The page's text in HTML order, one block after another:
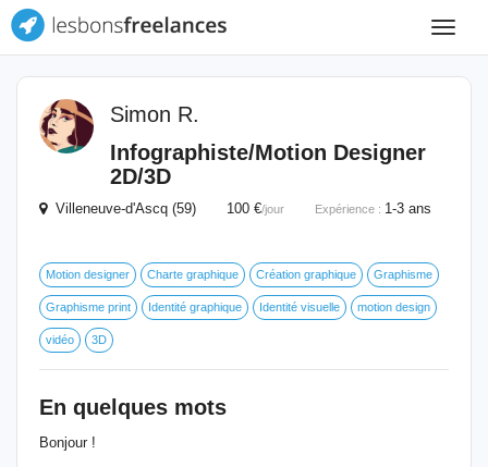
Toggle
Simon R.
Infographiste/Motion Designer
2D/3D
Villeneuve-d'Ascq (59) 100 €/jour Expérience : 1-3 ans
Motion designer Charte graphique Création graphique Graphisme
Graphisme print Identité graphique Identité visuelle motion design
vidéo 3D
En quelques mots
Bonjour !